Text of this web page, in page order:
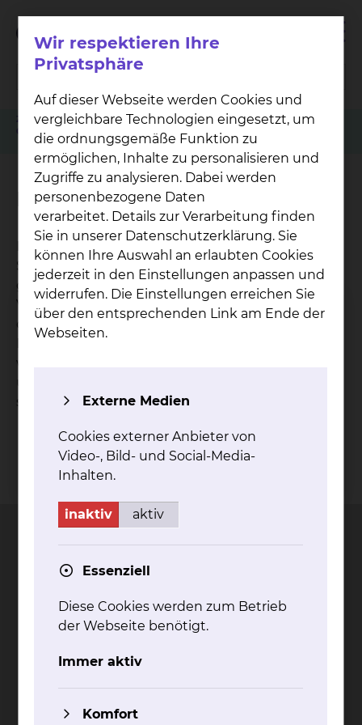
Zuweiser
Tumorkonferenzen
Gastroenterologie, Hepatologie, Interventionelle Endoskopie & Diabetologie
Dolmetscher
Dolmetscher
Für die optimale Patientenversorgung ist
Sprachverständigung unerlässlich. So legen wir
großen Wert auf eine bestmögliche
Verständigung zwischen Personal und Patienten,
die wir Dank der Vielzahl an qualifizierten
wir dafür, dass alle wichtigen Informationen exakt
stellen.
Kontakt
Braunschweig gGmbH
38118 Braunschweig
Tel.: 0531/595-0
Fax: 0531/595-1322
Wir respektieren Ihre
Privatsphäre
Auf dieser Webseite werden Cookies und
vergleichbare Technologien eingesetzt, um
die ordnungsgemäße Funktion zu
ermöglichen, Inhalte zu personalisieren und
Zugriffe zu analysieren. Dabei werden
personenbezogene Daten
verarbeitet. Details zur Verarbeitung finden
Sie in unserer Datenschutzerklärung. Sie
können Ihre Auswahl an erlaubten Cookies
jederzeit in den Einstellungen anpassen und
widerrufen. Die Einstellungen erreichen Sie
über den entsprechenden Link am Ende der
Webseiten.
Externe Medien
Cookies externer Anbieter von
Video-, Bild- und Social-Media-
Inhalten.
inaktiv aktiv
Essenziell
Diese Cookies werden zum Betrieb
der Webseite benötigt.
Immer aktiv
Komfort